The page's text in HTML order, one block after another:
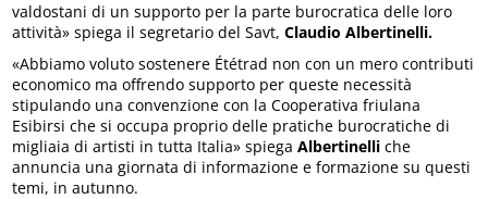
valdostani di un supporto per la parte burocratica delle loro
attività» spiega il segretario del Savt,Claudio Albertinelli.
«Abbiamo voluto sostenere Ététrad non con un mero contributi
economico ma offrendo supporto per queste necessità
stipulando una convenzione con la Cooperativa friulana
Esibirsi che si occupa proprio delle pratiche burocratiche di
migliaia di artisti in tutta Italia» spiegaAlbertinelli che
annuncia una giornata di informazione e formazione su questi
temi, in autunno.